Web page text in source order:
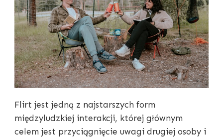
Flirt jest jedną z najstarszych form
międzyludzkiej interakcji, której głównym
celem jest przyciągnięcie uwagi drugiej osoby i